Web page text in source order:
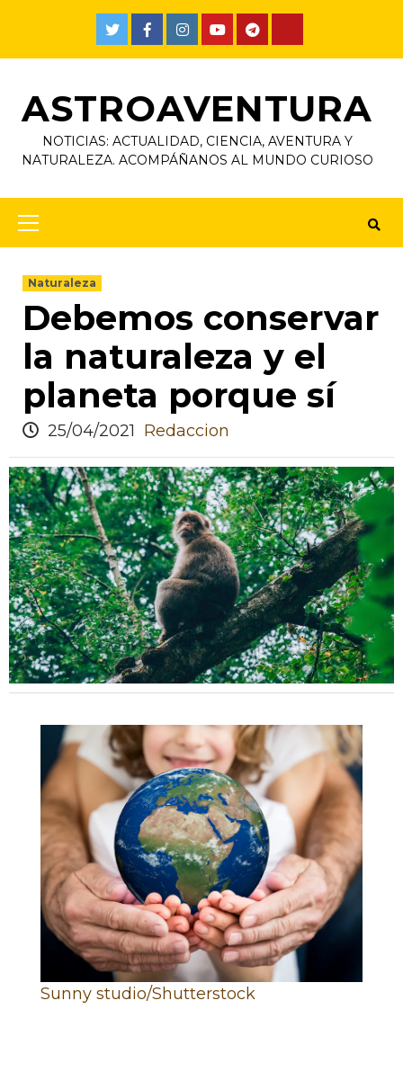
ASTROAVENTURA
NOTICIAS: ACTUALIDAD, CIENCIA, AVENTURA Y
NATURALEZA. ACOMPÁÑANOS AL MUNDO CURIOSO
Naturaleza
Debemos conservar
la naturaleza y el
planeta porque sí
25/04/2021 Redaccion
Sunny studio/Shutterstock